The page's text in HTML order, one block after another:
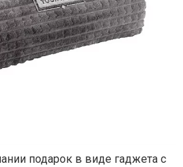
подарок в виде гаджета с